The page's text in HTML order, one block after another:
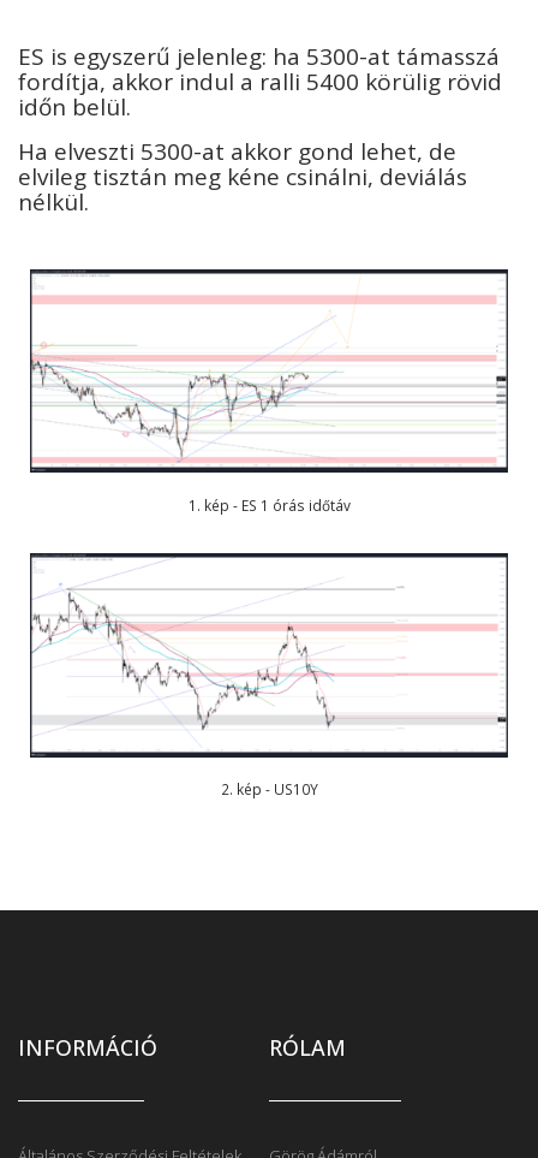
ES is egyszerű jelenleg: ha 5300-at támasszá
fordítja, akkor indul a ralli 5400 körülig rövid
időn belül.
Ha elveszti 5300-at akkor gond lehet, de
elvileg tisztán meg kéne csinálni, deviálás
nélkül.
1. kép - ES 1 órás időtáv
2. kép - US10Y
INFORMÁCIÓ RÓLAM